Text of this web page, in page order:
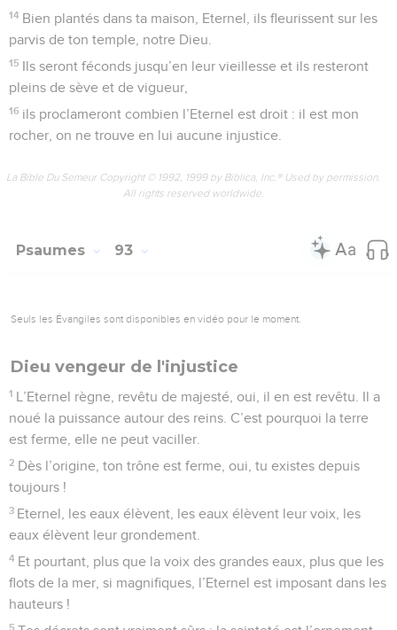
9 L’Eternel est mon refuge. Si tu as fait du Très-Haut ton abri,
10 aucun mal ne t’atteindra, nul malheur n’approchera de la
tente où tu demeures,
11 car il chargera ses *anges de veiller sur tes chemins,
12 de te porter sur leurs mains, de peur que ton pied ne
heurte une pierre.
tu fouleras aux pieds le lionceau et le serpent.
Il m’invoquera, je lui répondrai, oui, je serai avec lui au
La Bible Du Semeur Copyright © 1992, 1999 by Biblica, Inc.® Used by permission.
All rights reserved worldwide.
Psaumes 92
Seuls les Évangiles sont disponibles en vidéo pour le moment.
Le Seigneur est roi
1